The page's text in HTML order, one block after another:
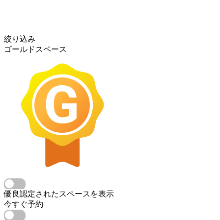
絞り込み
ゴールドスペース
優良認定されたスペースを表示
今すぐ予約